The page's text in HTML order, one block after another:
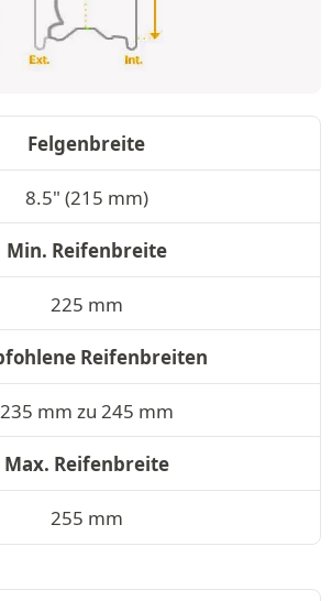
Felgenbreite
8.5" (215 mm)
Min. Reifenbreite
225 mm
Reifenbreiten
235 mm zu 245 mm
Max. Reifenbreite
255 mm